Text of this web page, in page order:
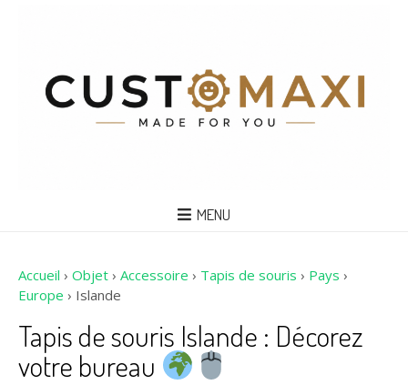
MENU
Accueil › Objet › Accessoire › Tapis de souris › Pays ›
Europe › Islande
Tapis de souris Islande : Décorez
votre bureau